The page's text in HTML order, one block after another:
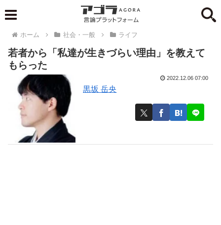
ホーム 社会・一般 ライフ
若者から「私達が生きづらい理由」を教えて
もらった
黒坂 岳央
2022.12.06 07:00